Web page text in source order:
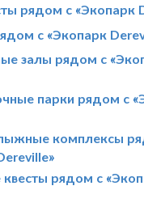
рядом с «Экопарк
с «Экопарк
залы рядом с
парки рядом с
комплексы
рядом с